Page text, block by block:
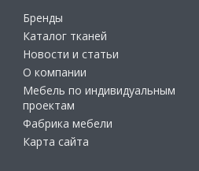
Бренды
Каталог тканей
Новости и статьи
О компании
Мебель по индивидуальным
проектам
Фабрика мебели
Карта сайта